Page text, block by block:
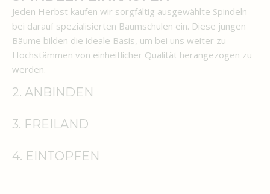
2. ANBINDEN
3. FREILAND
4. EINTOPFEN
Jeden Herbst kaufen wir sorgfältig ausgewählte Spindeln
bei darauf spezialisierten Baumschulen ein. Diese jungen
Bäume bilden die ideale Basis, um bei uns weiter zu
Hochstämmen von einheitlicher Qualität herangezogen zu
werden.